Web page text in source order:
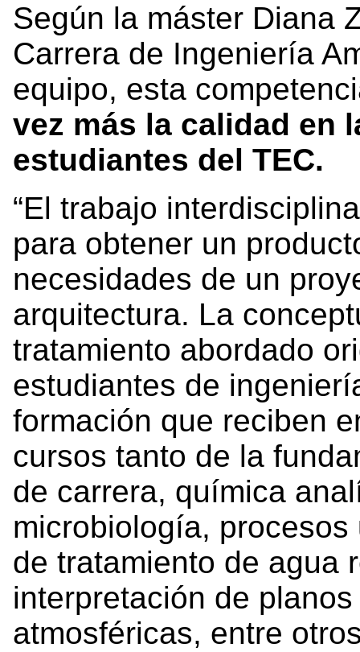
Según la máster Diana
Carrera de Ingeniería
equipo, esta
vez más la calidad en
estudiantes del TEC.
“El trabajo
para obtener un
necesidades de un
arquitectura. La
tratamiento abordado
estudiantes de
formación que reciben
cursos tanto de la
de carrera, química
microbiología,
de tratamiento de agua
interpretación de
atmosféricas, entre